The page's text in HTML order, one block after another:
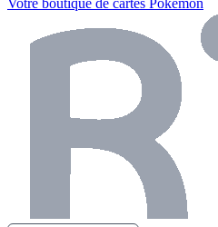
Votre boutique de cartes Pokémon